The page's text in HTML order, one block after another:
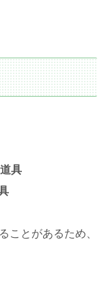
具
ことがあるため、